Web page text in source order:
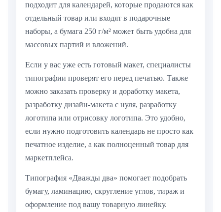
подходит для календарей, которые продаются как
отдельный товар или входят в подарочные
наборы, а бумага 250 г/м² может быть удобна для
массовых партий и вложений.
Если у вас уже есть готовый макет, специалисты
типографии проверят его перед печатью. Также
можно заказать проверку и доработку макета,
разработку дизайн-макета с нуля, разработку
логотипа или отрисовку логотипа. Это удобно,
если нужно подготовить календарь не просто как
печатное изделие, а как полноценный товар для
маркетплейса.
Типография «Дважды два» помогает подобрать
бумагу, ламинацию, скругление углов, тираж и
оформление под вашу товарную линейку.